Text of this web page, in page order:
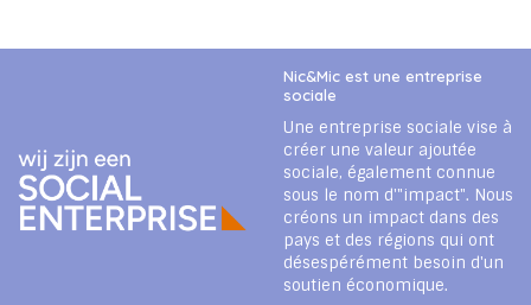
Nic&Mic est une entreprise
sociale
Une entreprise sociale vise à
créer une valeur ajoutée
sociale, également connue
sous le nom d'"impact". Nous
créons un impact dans des
pays et des régions qui ont
désespérément besoin d'un
soutien économique.